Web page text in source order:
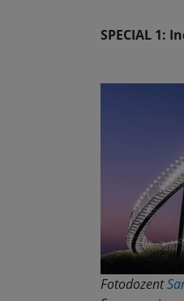
SPECIAL 1:
Fotodozent